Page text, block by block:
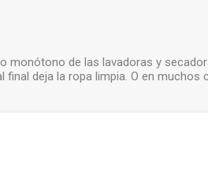
monótono de las lavadoras y
final deja la ropa limpia. O en muchos